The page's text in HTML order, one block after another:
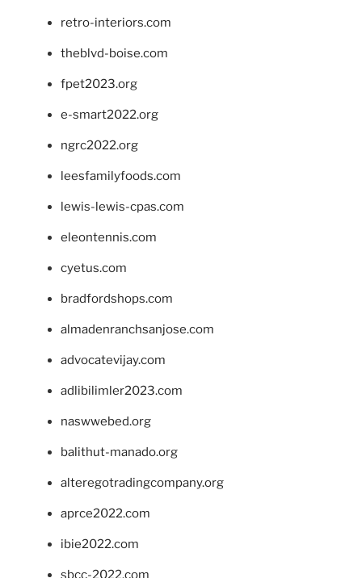
retro-interiors.com
theblvd-boise.com
fpet2023.org
e-smart2022.org
ngrc2022.org
leesfamilyfoods.com
lewis-lewis-cpas.com
eleontennis.com
cyetus.com
bradfordshops.com
almadenranchsanjose.com
advocatevijay.com
adlibilimler2023.com
naswwebed.org
balithut-manado.org
alteregotradingcompany.org
aprce2022.com
ibie2022.com
sbcc-2022.com